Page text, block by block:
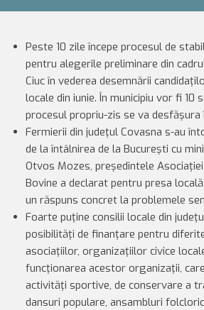
Peste 10 zile începe procesul de
pentru alegerile preliminare din
Ciuc în vederea desemnării
locale din iunie. În municipiu vor fi 10
procesul propriu-zis se va desfăşura
Fermierii din judeţul Covasna s-au
de la întâlnirea de la Bucureşti cu
Otvos Mozes, preşedintele
Bovine a declarat pentru presa
un răspuns concret la problemele
Foarte puţine consilii locale din
posibilităţi de finanţare pentru
asociaţiilor, organizaţiilor civice
funcţionarea acestor organizaţii,
activităţi sportive, de conservare a
dansuri populare, ansambluri